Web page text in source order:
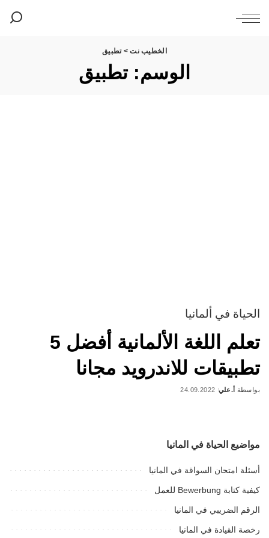
الخطيب نت>تطبيق
الوسم:تطبيق
الحياة في ألمانيا
تعلم اللغة الألمانية أفضل 5
تطبيقات للاندرويد مجانا
Posted
بواسطة أ.علي 24.09.2022
مواضيع الحياة في المانيا
أسئلة امتحان السواقة في المانيا
كيفية كتابة Bewerbung للعمل
الرقم الضريبي في المانيا
رخصة القيادة في المانيا